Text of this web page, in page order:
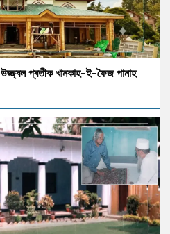
প্ৰতীক খানকাহ-ই-ফৈজ পানাহ